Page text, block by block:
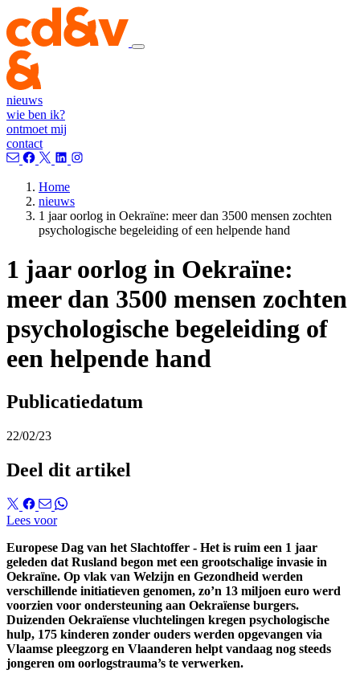
nieuws
wie ben ik?
ontmoet mij
contact
Home
nieuws
1 jaar oorlog in Oekraïne: meer dan 3500 mensen zochten
psychologische begeleiding of een helpende hand
1 jaar oorlog in Oekraïne:
meer dan 3500 mensen zochten
psychologische begeleiding of
een helpende hand
Publicatiedatum
22/02/23
Deel dit artikel
Lees voor
Europese Dag van het Slachtoffer - Het is ruim een 1 jaar
geleden dat Rusland begon met een grootschalige invasie in
Oekraïne. Op vlak van Welzijn en Gezondheid werden
verschillende initiatieven genomen, zo’n 13 miljoen euro werd
voorzien voor ondersteuning aan Oekraïense burgers.
Duizenden Oekraïense vluchtelingen kregen psychologische
hulp, 175 kinderen zonder ouders werden opgevangen via
Vlaamse pleegzorg en Vlaanderen helpt vandaag nog steeds
jongeren om oorlogstrauma’s te verwerken.